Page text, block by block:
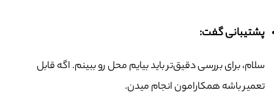
پشتیبانی گفت:
سلام، برای بررسی دقیق‌تر باید بیایم محل رو ببینم. اگه قابل
تعمیر باشه همکارامون انجام میدن.